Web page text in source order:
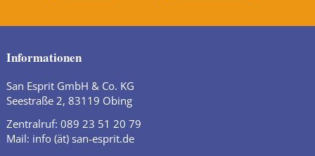
Informationen
San Esprit GmbH & Co. KG
Seestraße 2, 83119 Obing
Zentralruf: 089 23 51 20 79
Mail: info (ät) san-esprit.de